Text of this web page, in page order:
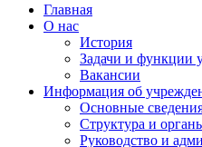
Главная
О нас
История
Задачи и функции
Вакансии
Информация об
Основные
Структура и
Руководство и